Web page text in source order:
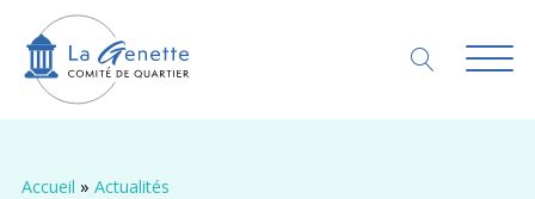
Accueil »Actualités